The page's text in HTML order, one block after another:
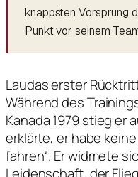
knappsten Vorsprung
Punkt vor seinem
Laudas erster
Während des
Kanada 1979 stieg er
erklärte, er habe
fahren“. Er widmete
Leidenschaft, der